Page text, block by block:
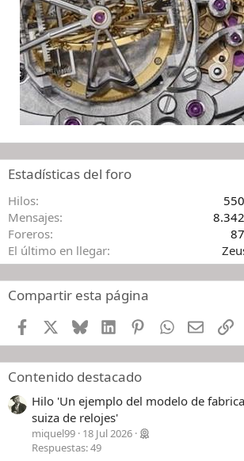
Estadísticas del foro
Hilos
Mensajes
Foreros
El último en llegar
Compartir esta página
Facebook BlueskyLinkedInPinterestWhatsApp
Email
Contenido destacado
Hilo 'Un ejemplo del modelo de
suiza de relojes'
miquel99 18 Jul 2026
Respuestas: 49